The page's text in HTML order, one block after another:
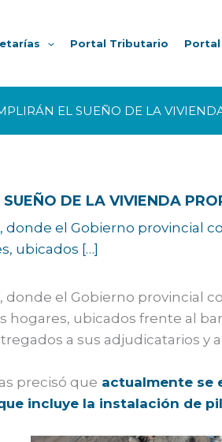
Portal Tributario Portal
EL SUEÑO DE LA
DE LA VIVIENDA
el Gobierno provincial
ubicados […]
donde el Gobierno provincial
hogares, ubicados frente al
a sus adjudicatarios
precisó que actualmente se
incluye la instalación de